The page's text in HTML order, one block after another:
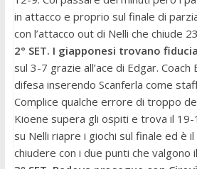
in attacco e proprio sul finale di
con l’attacco out di Nelli che chiude
2° SET. I giapponesi trovano
sul 3-7 grazie all’ace di Edgar.
difesa inserendo Scanferla come
Complice qualche errore di troppo
Kioene supera gli ospiti e trova il
su Nelli riapre i giochi sul finale ed è
chiudere con i due punti che valgono